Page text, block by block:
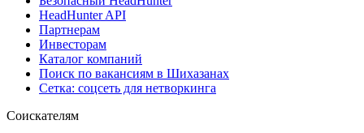
HeadHunter API
Партнерам
Инвесторам
Каталог компаний
Поиск по вакансиям в Шихазанах
Сетка: соцсеть для нетворкинга
Соискателям